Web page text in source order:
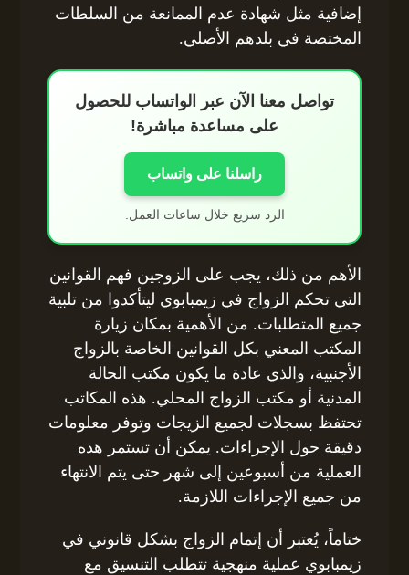
إضافية مثل شهادة عدم الممانعة من السلطات
المختصة في بلدهم الأصلي.
تواصل معنا الآن عبر الواتساب للحصول
على مساعدة مباشرة!
راسلنا على واتساب
الرد سريع خلال ساعات العمل.
الأهم من ذلك، يجب على الزوجين فهم القوانين
التي تحكم الزواج في زيمبابوي ليتأكدوا من تلبية
جميع المتطلبات. من الأهمية بمكان زيارة
المكتب المعني بكل القوانين الخاصة بالزواج
الأجنبية، والذي عادة ما يكون مكتب الحالة
المدنية أو مكتب الزواج المحلي. هذه المكاتب
تحتفظ بسجلات لجميع الزيجات وتوفر معلومات
دقيقة حول الإجراءات. يمكن أن تستمر هذه
العملية من أسبوعين إلى شهر حتى يتم الانتهاء
من جميع الإجراءات اللازمة.
ختاماً، يُعتبر أن إتمام الزواج بشكل قانوني في
زيمبابوي عملية منهجية تتطلب التنسيق مع